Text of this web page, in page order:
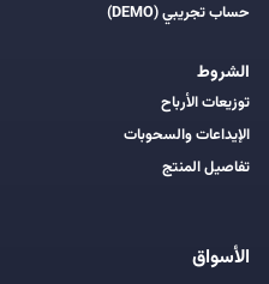
حساب تجريبي (DEMO)
الشروط
توزيعات الأرباح
الإيداعات والسحوبات
تفاصيل المنتج
الأسواق